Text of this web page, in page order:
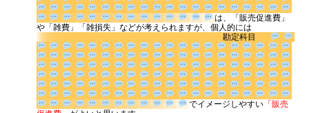
は、「販
売促進費」や「雑費」「雑損失」などが考えられますが、個人的には
勘定科目
でイメージし